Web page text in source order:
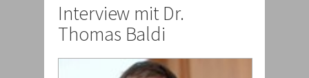
Interview mit Dr.
Thomas Baldi